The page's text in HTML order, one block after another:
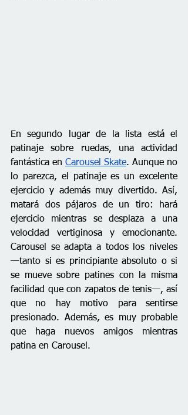
En segundo lugar de la lista está el
patinaje sobre ruedas, una actividad
fantástica en Carousel Skate. Aunque no
lo parezca, el patinaje es un excelente
ejercicio y además muy divertido. Así,
matará dos pájaros de un tiro: hará
ejercicio mientras se desplaza a una
velocidad vertiginosa y emocionante.
Carousel se adapta a todos los niveles
—tanto si es principiante absoluto o si
se mueve sobre patines con la misma
facilidad que con zapatos de tenis—, así
que no hay motivo para sentirse
presionado. Además, es muy probable
que haga nuevos amigos mientras
patina en Carousel.